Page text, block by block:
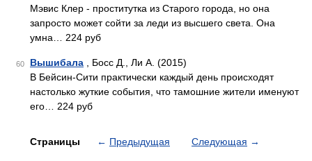
Мэвис Клер - проститутка из Старого города, но она
запросто может сойти за леди из высшего света. Она
умна… 224 руб
60 Вышибала , Босс Д., Ли А. (2015)
В Бейсин-Сити практически каждый день происходят
настолько жуткие события, что тамошние жители именуют
его… 224 руб
Страницы ← Предыдущая Следующая →